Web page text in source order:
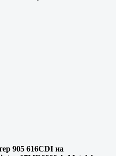
905 616CDI на